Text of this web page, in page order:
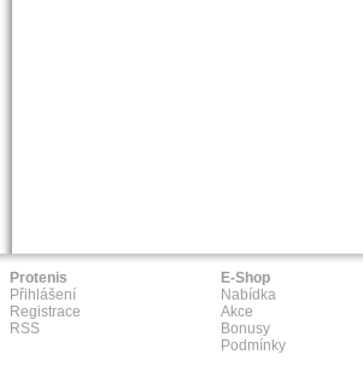
Protenis
Přihlášení
Registrace
RSS
E-Shop
Nabídka
Akce
Bonusy
Podmínky